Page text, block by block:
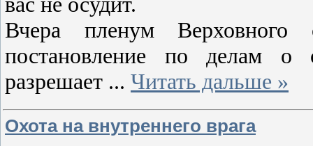
Вчера пленум
постановление по делам о
разрешает ... Читать дальше »
Охота на внутреннего врага